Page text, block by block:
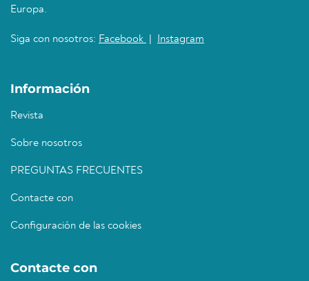
Europa.
Siga con nosotros: Facebook Instagram
Información
Revista
Sobre nosotros
PREGUNTAS FRECUENTES
Contacte con
Configuración de las cookies
Contacte con